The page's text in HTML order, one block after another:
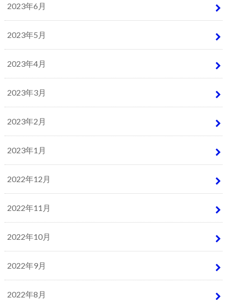
2023年6月
2023年5月
2023年4月
2023年3月
2023年2月
2023年1月
2022年12月
2022年11月
2022年10月
2022年9月
2022年8月